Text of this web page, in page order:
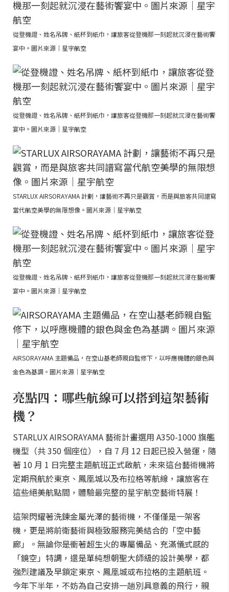
從登機證、姓名吊牌、紙杯到紙巾，讓旅客從登機那一刻起就沉浸在藝術饗
宴中。圖片來源｜星宇航空
從登機證、姓名吊牌、紙杯到紙巾，讓旅客從登機那一刻起就沉浸在藝術饗
宴中。圖片來源｜星宇航空
STARLUX AIRSORAYAMA 計劃，讓藝術不再只是觀賞，而是與旅客共同譜寫
當代航空美學的無限想像。圖片來源｜星宇航空
從登機證、姓名吊牌、紙杯到紙巾，讓旅客從登機那一刻起就沉浸在藝術饗
宴中。圖片來源｜星宇航空
AIRSORAYAMA 主題備品，在空山基老師親自監修下，以呼應機體的銀色與
金色為基調。圖片來源｜星宇航空
亮點四：哪些航線可以搭到這架藝術
機？
STARLUX AIRSORAYAMA 藝術計畫選用 A350-1000 旗艦
機型（共 350 個座位），自 7 月 12 日起已投入營運，隨
著 10 月 1 日完整主題航班正式啟航，未來這台藝術機將
定期飛航於東京、鳳凰城以及布拉格等航線，讓旅客在
這些絕美航點間，體驗最完整的星宇航空藝術特展！
這架閃耀著洗鍊金屬光澤的藝術機，不僅僅是一架客
機，更是將前衛藝術與極致服務完美結合的「空中藝
廊」。無論你是衝著超生火的專屬備品、充滿儀式感的
「鏡空」特調，還是單純想朝聖大師級的設計美學，都
強烈建議及早鎖定東京、鳳凰城或布拉格的主題航班。
今年下半年，不妨為自己安排一趟別具意義的飛行，親